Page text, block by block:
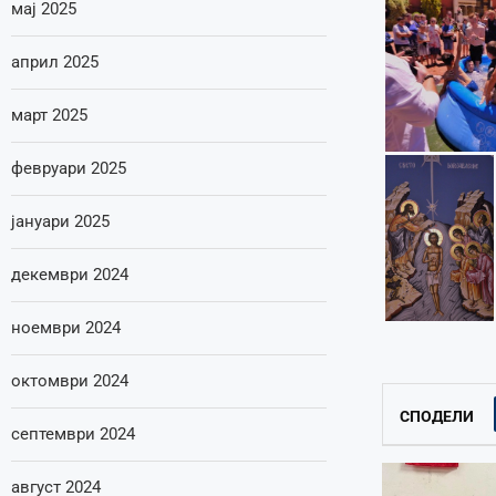
СПОДЕЛИ
мај 2025
април 2025
март 2025
февруари 2025
јануари 2025
декември 2024
ноември 2024
октомври 2024
септември 2024
август 2024